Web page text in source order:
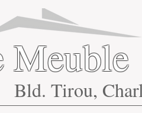
Meuble
Bld. Tirou,